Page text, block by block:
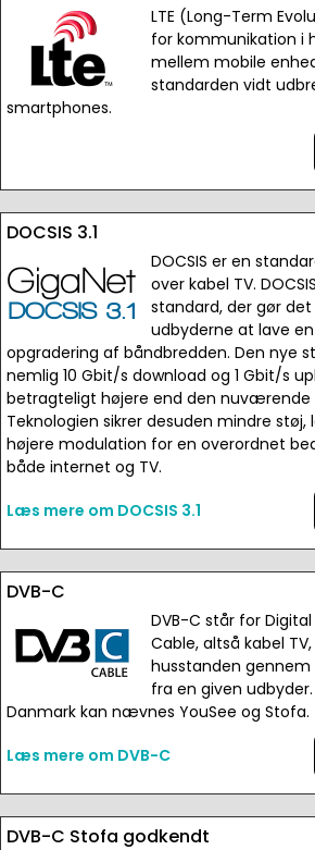
LTE (Long-Term
for kommunikation i
mellem mobile
standarden vidt
smartphones.
DOCSIS 3.1
DOCSIS er en
over kabel TV.
standard, der gør
udbyderne at lave
opgradering af båndbredden. Den nye
nemlig 10 Gbit/s download og 1 Gbit/s
betragteligt højere end den nuværende
Teknologien sikrer desuden mindre
højere modulation for en overordnet
både internet og TV.
Læs mere om DOCSIS 3.1
DVB-C
DVB-C står for
Cable, altså kabel
husstanden
fra en given
Danmark kan nævnes YouSee og Stofa.
Læs mere om DVB-C
DVB-C Stofa godkendt